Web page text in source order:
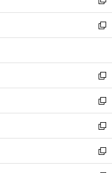
開
く
ウ
で
開
ン
ド
ウ
開
く
ウ
ィ
ン
ウ
で
開
く
新
し
い
ウ
ン
ド
ウ
で
開
く
新
し
ウ
ィ
ン
ド
ウ
で
開
く
新
し
い
ウ
ィ
ン
ド
ウ
新
し
い
ウ
ィ
ン
新
し
い
ウ
新
し